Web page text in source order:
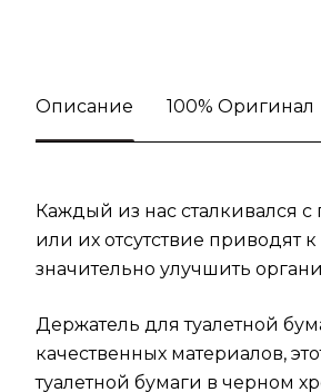
Описание 100% Оригинал
Каждый из нас сталкивался
или их отсутствие
значительно улучшить
Держатель для туалетной
качественных материалов,
туалетной бумаги в черном